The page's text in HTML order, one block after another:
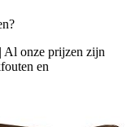
| Al onze prijzen zijn
en